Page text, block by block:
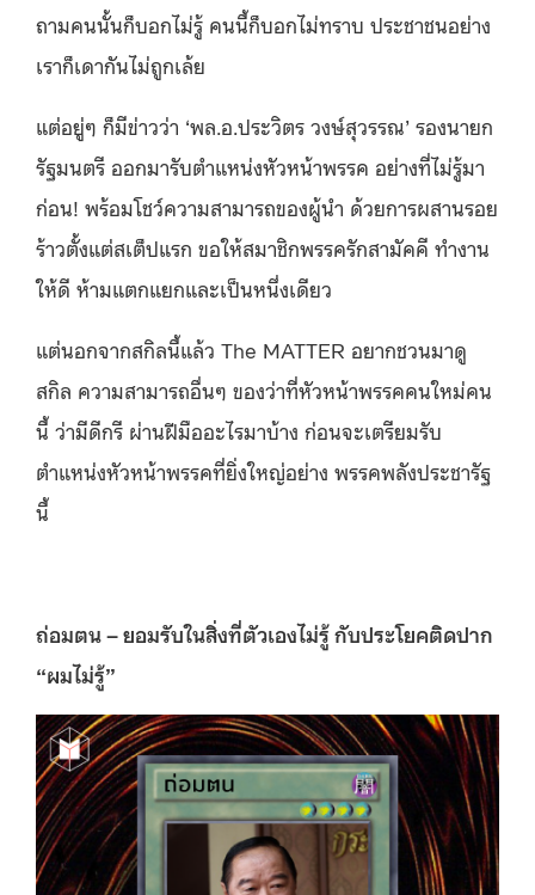
ถามคนนั้นก็บอกไม่รู้ คนนี้ก็บอกไม่ทราบ ประชาชนอย่าง
เราก็เดากันไม่ถูกเล้ย
แต่อยู่ๆ ก็มีข่าวว่า ‘พล.อ.ประวิตร วงษ์สุวรรณ’ รองนายก
รัฐมนตรี ออกมารับตำแหน่งหัวหน้าพรรค อย่างที่ไม่รู้มา
ก่อน! พร้อมโชว์ความสามารถของผู้นำ ด้วยการผสานรอย
ร้าวตั้งแต่สเต็ปแรก ขอให้สมาชิกพรรครักสามัคคี ทำงาน
ให้ดี ห้ามแตกแยกและเป็นหนึ่งเดียว
แต่นอกจากสกิลนี้แล้ว The MATTER อยากชวนมาดู
สกิล ความสามารถอื่นๆ ของว่าที่หัวหน้าพรรคคนใหม่คน
นี้ ว่ามีดีกรี ผ่านฝีมืออะไรมาบ้าง ก่อนจะเตรียมรับ
ตำแหน่งหัวหน้าพรรคที่ยิ่งใหญ่อย่าง พรรคพลังประชารัฐ
นี้
ถ่อมตน –ยอมรับในสิ่งที่ตัวเองไม่รู้ กับประโยคติดปาก
“ผมไม่รู้”